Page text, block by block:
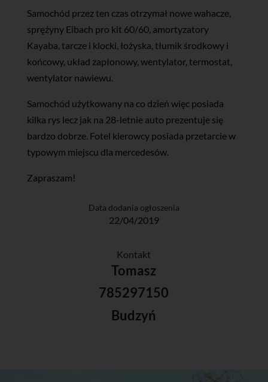
Samochód przez ten czas otrzymał nowe wahacze,
sprężyny Eibach pro kit 60/60, amortyzatory
Kayaba, tarcze i klocki, łożyska, tłumik środkowy i
końcowy, układ zapłonowy, wentylator, termostat,
wentylator nawiewu.
Samochód użytkowany na co dzień więc posiada
kilka rys lecz jak na 28-letnie auto prezentuje się
bardzo dobrze. Fotel kierowcy posiada przetarcie w
typowym miejscu dla mercedesów.
Zapraszam!
Data dodania ogłoszenia
22/04/2019
Kontakt
Tomasz
785297150
Budzyń